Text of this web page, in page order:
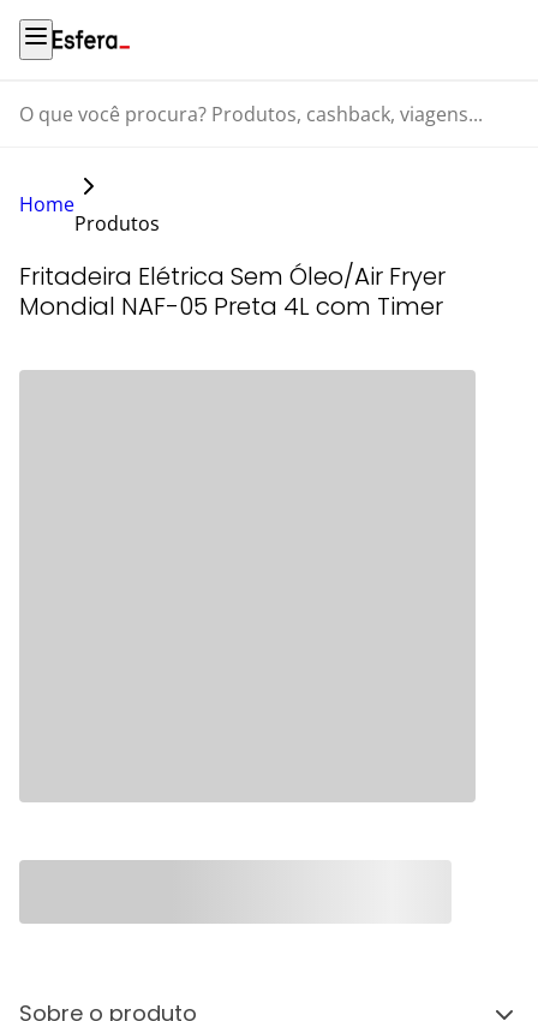
O que você procura? Produtos, cashback, viagens...
Home
Produtos
Fritadeira Elétrica Sem Óleo/Air Fryer
Mondial NAF-05 Preta 4L com Timer
Sobre o produto